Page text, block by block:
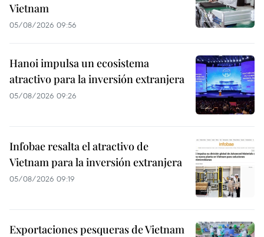
Vietnam
05/08/2026 09:56
Hanoi impulsa un ecosistema
atractivo para la inversión extranjera
05/08/2026 09:26
Infobae resalta el atractivo de
Vietnam para la inversión extranjera
05/08/2026 09:19
Exportaciones pesqueras de Vietnam